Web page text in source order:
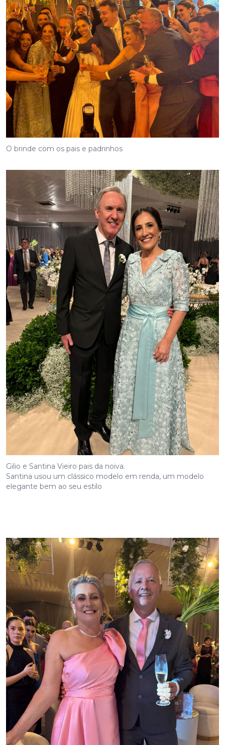
O brinde com os pais e padrinhos
Gilio e Santina Vieiro pais da noiva.
Santina usou um clássico modelo em renda, um modelo
elegante bem ao seu estilo